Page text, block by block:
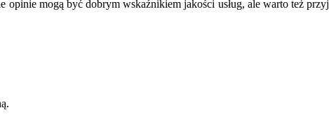
mogą być dobrym wskaźnikiem jakości usług, ale warto też